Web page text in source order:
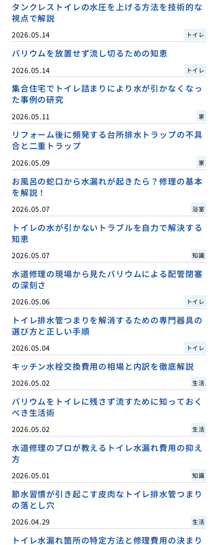
タンクレストイレの水圧を上げる方法を技術的な
視点で解説
2026.05.14 トイレ
バリウムを放置せず流し切るための知恵
2026.05.14 トイレ
集合住宅でトイレ詰まりにより水が引かなくなっ
た事例の研究
2026.05.11 家
リフォーム後に頻発する台所排水トラップの不具
合と二重トラップ
2026.05.09 家
お風呂の蛇口から水漏れが起きたら？修理の基本
を解説！
2026.05.07 浴室
トイレの水が引かないトラブルを自力で解決する
知恵
2026.05.07 知識
水道修理の現場から見たバリウムによる配管閉塞
の深刻さ
2026.05.06 トイレ
トイレ排水管つまりを解消するための専門器具の
選び方と正しい手順
2026.05.04 トイレ
キッチン水栓交換費用の相場と内訳を徹底解説
2026.05.02 生活
バリウムをトイレに残さず流すために知っておく
べき生活術
2026.05.02 生活
水道修理のプロが教えるトイレ水漏れ費用の抑え
方
2026.05.01 知識
節水習慣が引き起こす皮肉なトイレ排水管つまり
の落とし穴
2026.04.29 生活
トイレ水漏れ箇所の特定方法と修理費用の決まり